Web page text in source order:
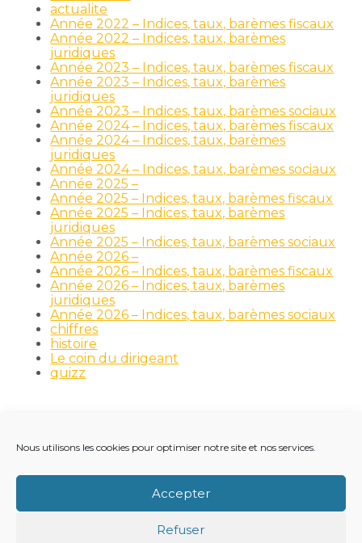
Nous utilisons les cookies pour optimiser notre site et nos services.
Accepter
Refuser
actualite
Année 2022 – Indices, taux, barèmes fiscaux
Année 2022 – Indices, taux, barèmes
juridiques
Année 2023 – Indices, taux, barèmes fiscaux
Année 2023 – Indices, taux, barèmes
juridiques
Année 2023 – Indices, taux, barèmes sociaux
Année 2024 – Indices, taux, barèmes fiscaux
Année 2024 – Indices, taux, barèmes
juridiques
Année 2024 – Indices, taux, barèmes sociaux
Année 2025 –
Année 2025 – Indices, taux, barèmes fiscaux
Année 2025 – Indices, taux, barèmes
juridiques
Année 2025 – Indices, taux, barèmes sociaux
Année 2026 –
Année 2026 – Indices, taux, barèmes fiscaux
Année 2026 – Indices, taux, barèmes
juridiques
Année 2026 – Indices, taux, barèmes sociaux
chiffres
histoire
Le coin du dirigeant
quizz
Principale
RECRUTEMENT
NOTRE ACTUALITÉ
VIE DU CABINET
CONTACT